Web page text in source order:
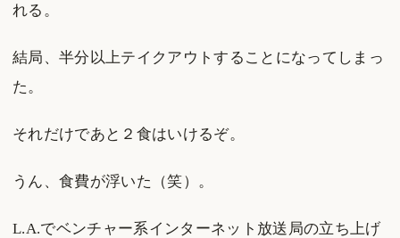
れる。
結局、半分以上テイクアウトすることになってしまっ
た。
それだけであと２食はいけるぞ。
うん、食費が浮いた（笑）。
L.A.でベンチャー系インターネット放送局の立ち上げ